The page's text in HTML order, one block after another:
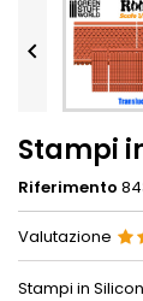

Stampi
Riferimento
Valutazione
Stampi in